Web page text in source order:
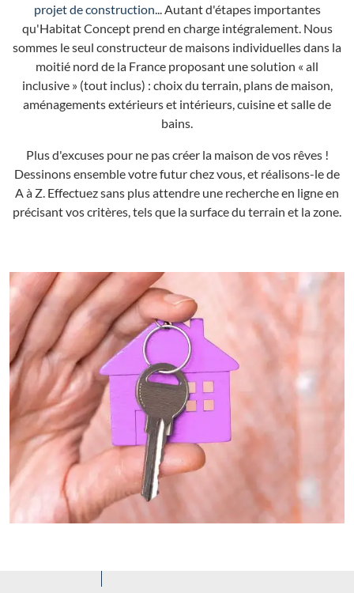
projet de construction... Autant d'étapes importantes
qu'Habitat Concept prend en charge intégralement. Nous
sommes le seul constructeur de maisons individuelles dans la
moitié nord de la France proposant une solution « all
inclusive » (tout inclus) : choix du terrain, plans de maison,
aménagements extérieurs et intérieurs, cuisine et salle de
bains.
Plus d'excuses pour ne pas créer la maison de vos rêves !
Dessinons ensemble votre futur chez vous, et réalisons-le de
A à Z. Effectuez sans plus attendre une recherche en ligne en
précisant vos critères, tels que la surface du terrain et la zone.